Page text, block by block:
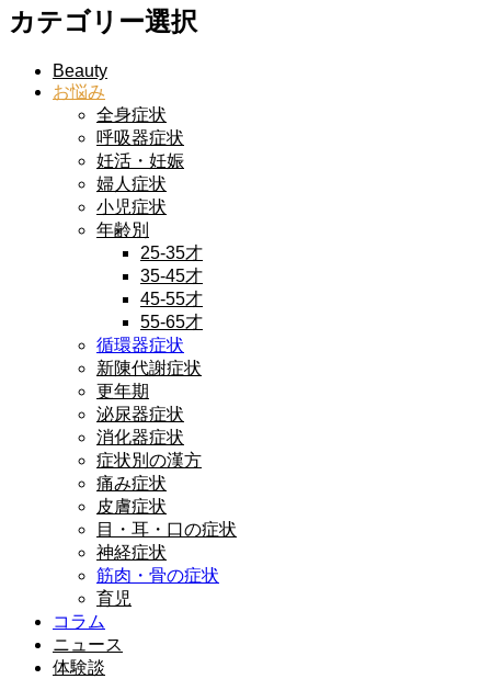
カテゴリー選択
Beauty
お悩み
全身症状
呼吸器症状
妊活・妊娠
婦人症状
小児症状
年齢別
25-35才
35-45才
45-55才
55-65才
循環器症状
新陳代謝症状
更年期
泌尿器症状
消化器症状
症状別の漢方
痛み症状
皮膚症状
目・耳・口の症状
神経症状
筋肉・骨の症状
育児
コラム
ニュース
体験談